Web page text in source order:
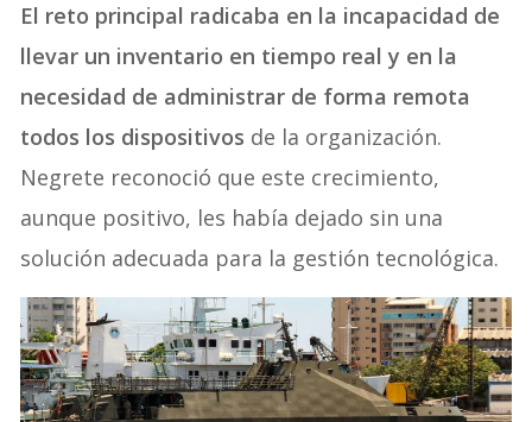
El reto principal radicaba en la incapacidad de
llevar un inventario en tiempo real y en la
necesidad de administrar de forma remota
todos los dispositivos de la organización.
Negrete reconoció que este crecimiento,
aunque positivo, les había dejado sin una
solución adecuada para la gestión tecnológica.